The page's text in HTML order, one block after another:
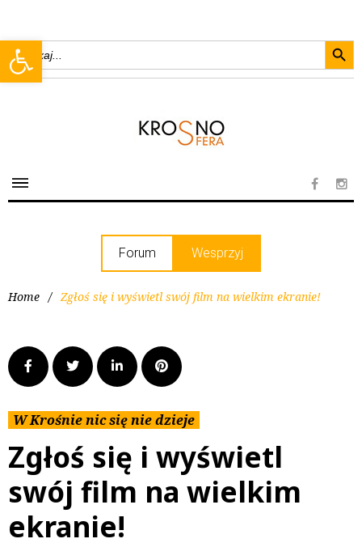
Open toolbar
Search
for:
Forum Wesprzyj
Home / Zgłoś się i wyświetl swój film na wielkim ekranie!
W Krośnie nic się nie dzieje
Zgłoś się i wyświetl
swój film na wielkim
ekranie!